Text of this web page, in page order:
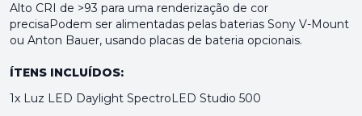
Alto CRI de >93 para uma renderização de cor
precisaPodem ser alimentadas pelas baterias Sony V-Mount
ou Anton Bauer, usando placas de bateria opcionais.
ÍTENS INCLUÍDOS:
1x Luz LED Daylight SpectroLED Studio 500